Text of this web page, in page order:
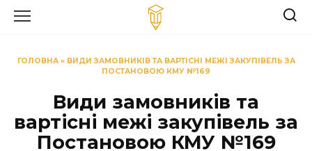
ГОЛОВНА» ВИДИ ЗАМОВНИКІВ ТА ВАРТІСНІ МЕЖІ ЗАКУПІВЕЛЬ ЗА
ПОСТАНОВОЮ КМУ №169
Види замовників та
вартісні межі закупівель за
Постановою КМУ №169